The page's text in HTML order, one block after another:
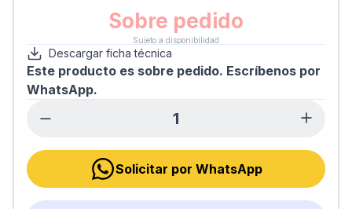
Sobre pedido
Sujeto a disponibilidad
Descargar ficha técnica
Este producto es sobre pedido. Escríbenos por
WhatsApp.
Solicitar por WhatsApp